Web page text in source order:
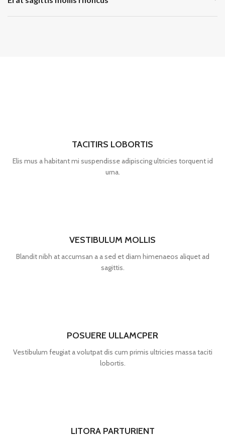
TACITIRS LOBORTIS
Elis mus a habitant mi suspendisse adipiscing ultricies torquent id
urna.
VESTIBULUM MOLLIS
Blandit nibh at accumsan a a sed et diam himenaeos aliquet ad
sagittis.
POSUERE ULLAMCPER
Vestibulum feugiat a volutpat dis cum primis ultricies massa taciti
lobortis.
LITORA PARTURIENT